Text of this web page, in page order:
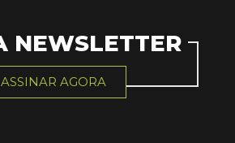
NEWSLETTER
ASSINAR AGORA